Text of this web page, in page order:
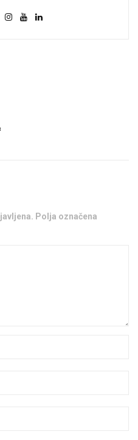
Polja označena